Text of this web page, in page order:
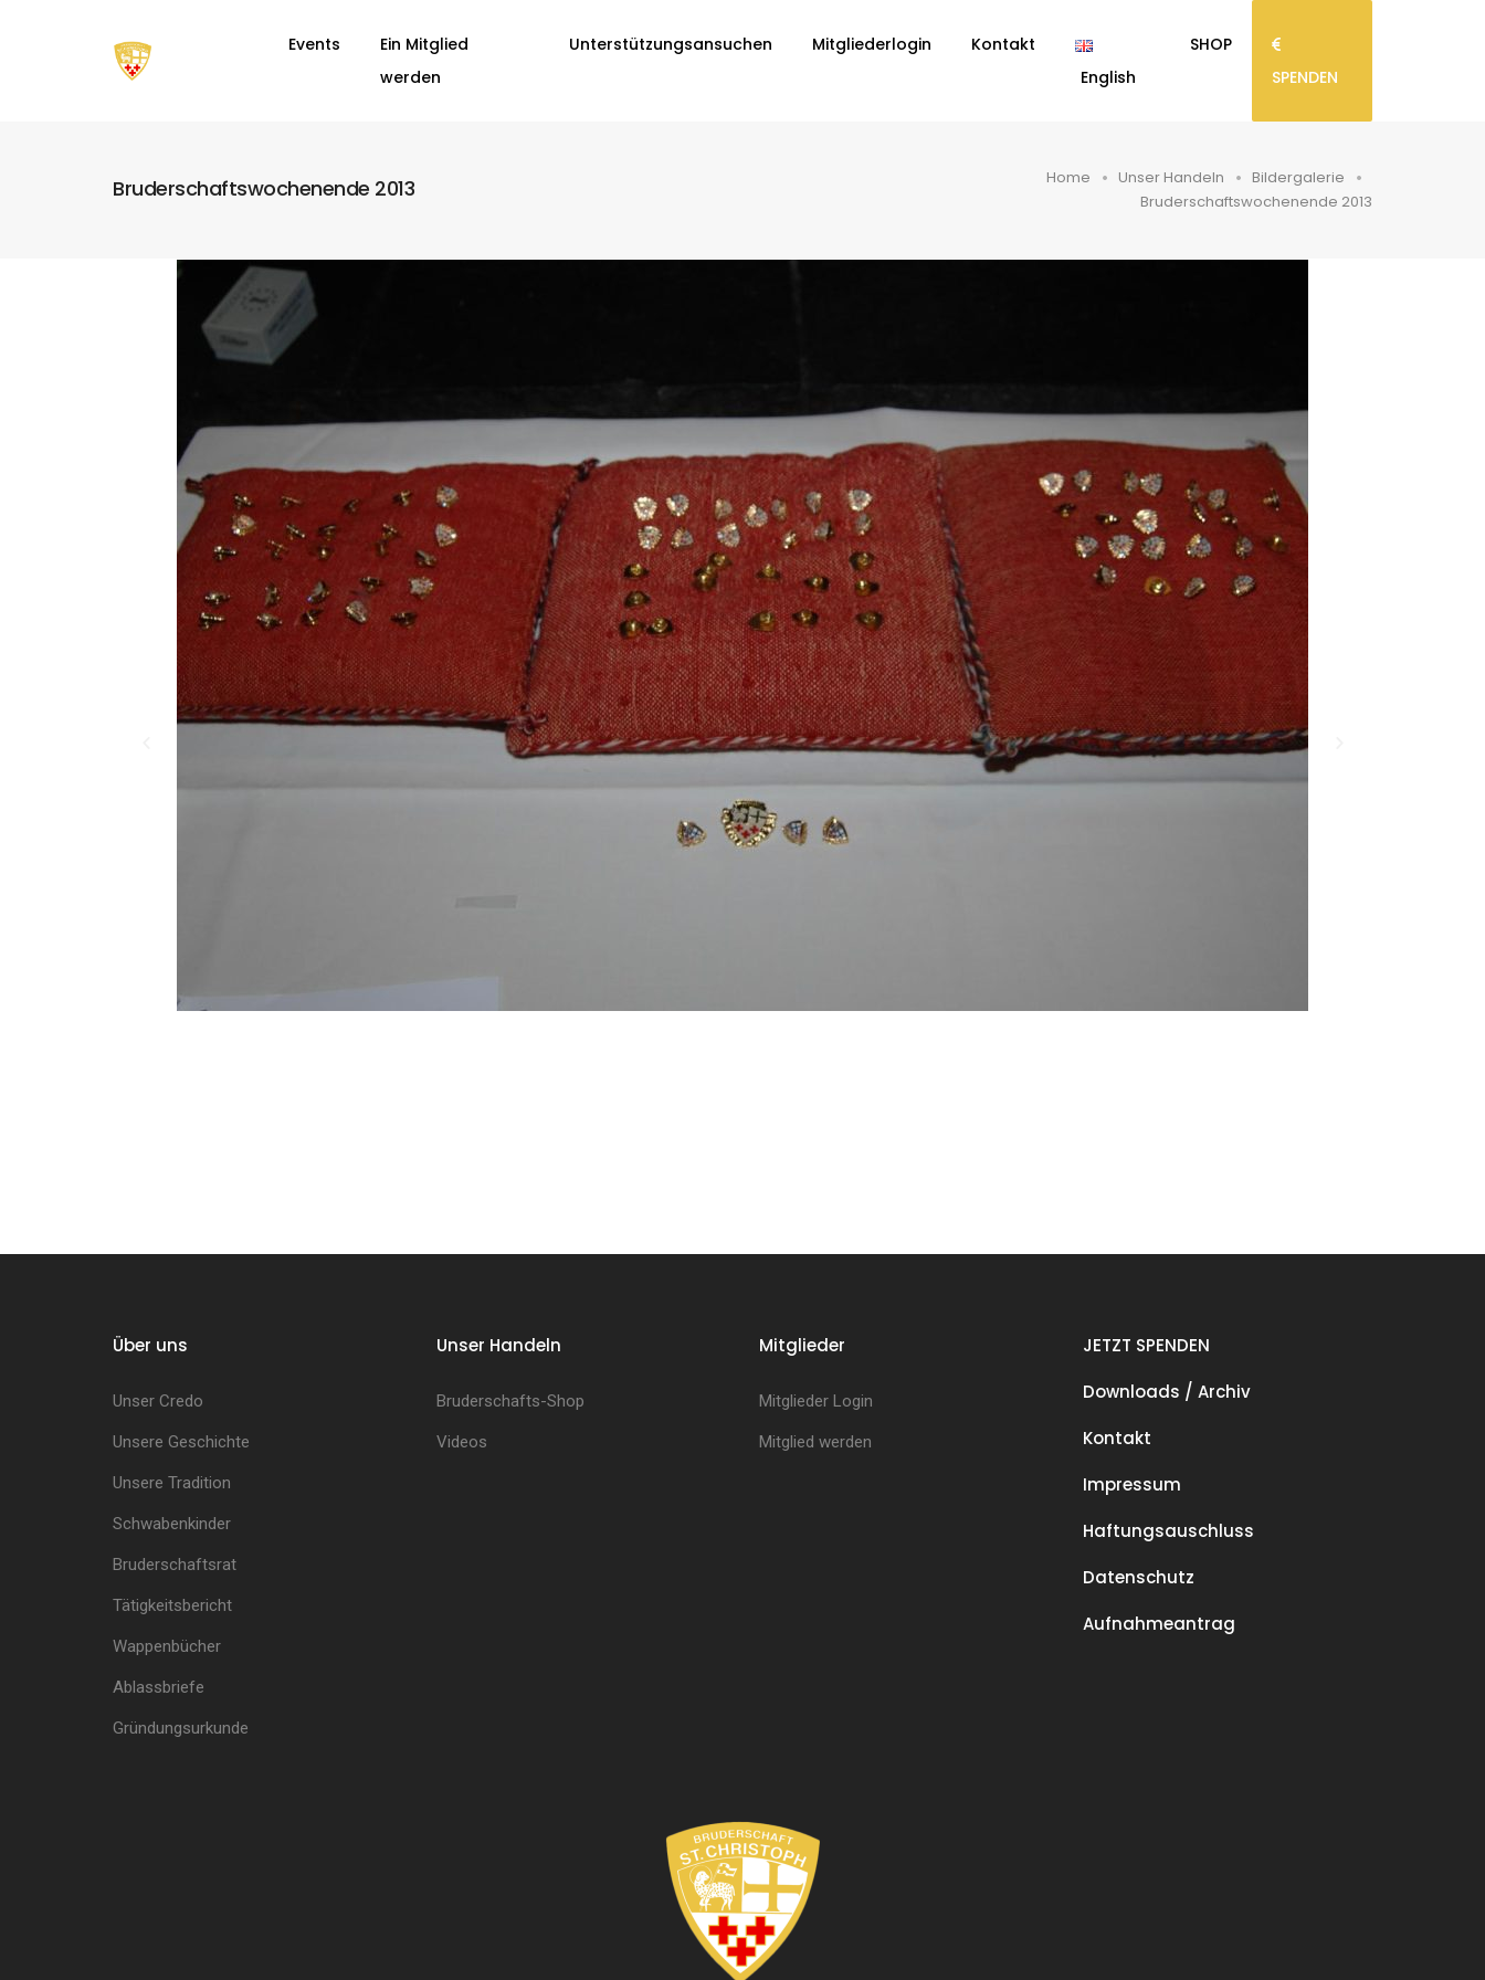
Events
Ein Mitglied
werden
Unterstützungsansuchen Mitgliederlogin
Kontakt
English
SHOP
SPENDEN
Bruderschaftswochenende 2013 Home Unser Handeln
Bildergalerie
Bruderschaftswochenende 2013
Über uns
Unser Credo
Unsere Geschichte
Unsere Tradition
Schwabenkinder
Bruderschaftsrat
Tätigkeitsbericht
Wappenbücher
Ablassbriefe
Gründungsurkunde
Unser Handeln
Bruderschafts-Shop
Videos
Mitglieder
Mitglieder Login
Mitglied werden
JETZT SPENDEN
Downloads / Archiv
Kontakt
Impressum
Haftungsauschluss
Datenschutz
Aufnahmeantrag